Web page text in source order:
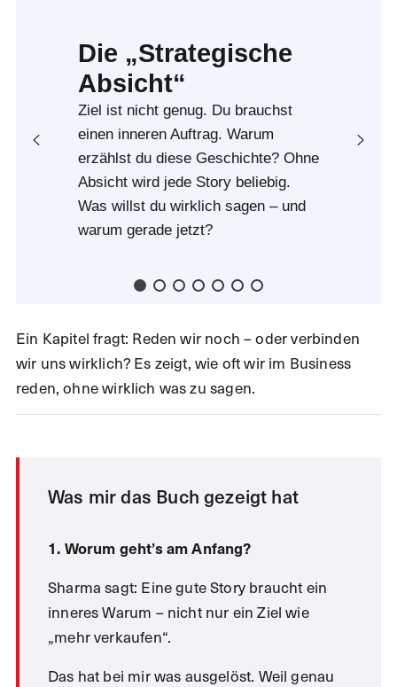
Die „Strategische
Absicht“
Ziel ist nicht genug. Du brauchst
einen inneren Auftrag. Warum
erzählst du diese Geschichte? Ohne
Absicht wird jede Story beliebig.
Was willst du wirklich sagen – und
warum gerade jetzt?
Ein Kapitel fragt: Reden wir noch – oder verbinden
wir uns wirklich? Es zeigt, wie oft wir im Business
reden, ohne wirklich was zu sagen.
Was mir das Buch gezeigt hat
1. Worum geht’s am Anfang?
Sharma sagt: Eine gute Story braucht ein
inneres Warum – nicht nur ein Ziel wie
„mehr verkaufen“.
Das hat bei mir was ausgelöst. Weil genau